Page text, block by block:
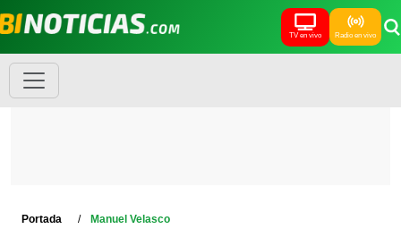
TV en vivo Radio en vivo
Portada Manuel Velasco